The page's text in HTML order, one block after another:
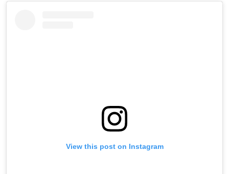
View this post on Instagram